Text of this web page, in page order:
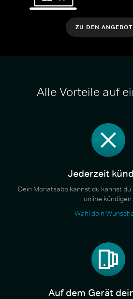
ZU DEN
Alle Vorteile auf
Jederzeit
Dein Monatsabo kannst du kannst
online kündigen.
Wähl dein
Auf dem Gerät